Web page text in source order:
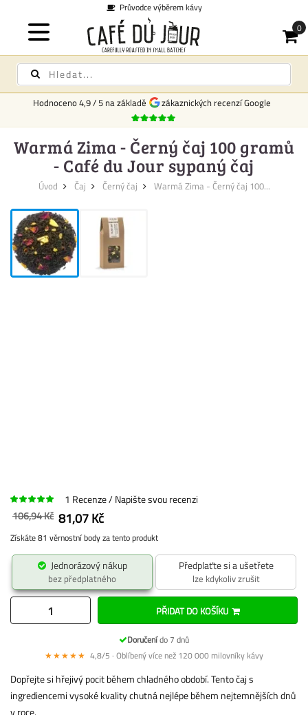
Průvodce výběrem kávy
Hodnoceno4,9/5 na základě zákaznických recenzí Google
Warmá Zima - Černý čaj 100 gramů
- Café du Jour sypaný čaj
Úvod Čaj Černý čaj Warmá Zima - Černý čaj 100...
1 Recenze
Napište svou recenzi
106,94 Kč 81,07 Kč
Získáte 81 věrnostní body za tento produkt
Jednorázový nákup
bez předplatného
Předplaťte si a ušetřete
lze kdykoliv zrušit
PŘIDAT DO KOŠÍKU
Doručenído 7 dnů
★★★★★ 4,8/5 · Oblíbený více než 120 000 milovníky kávy
Dopřejte si hřejivý pocit během chladného období. Tento čaj s
ingrediencemi vysoké kvality chutná nejlépe během nejtemnějších dnů
v roce.